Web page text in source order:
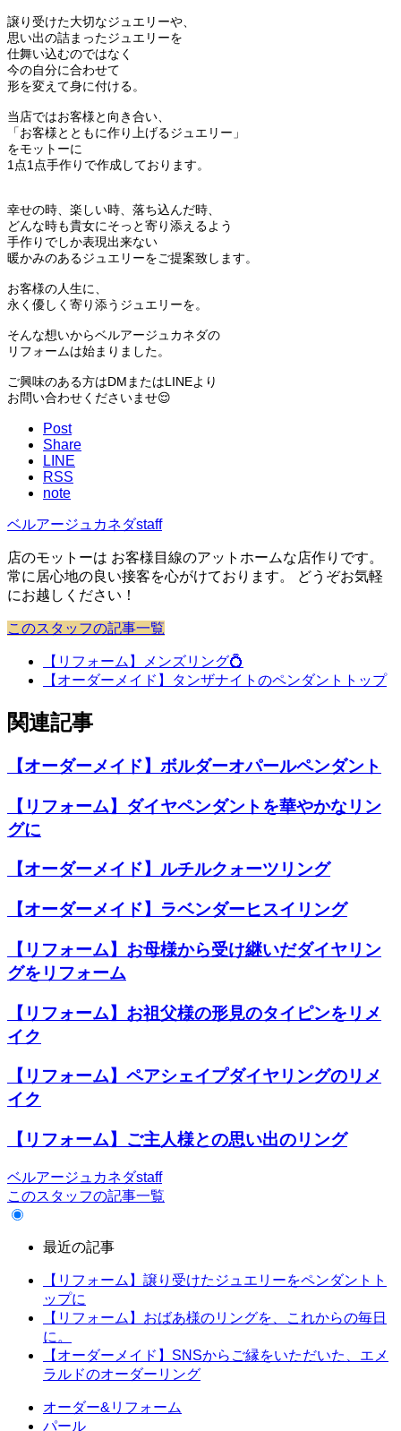
譲り受けた大切なジュエリーや、
思い出の詰まったジュエリーを
仕舞い込むのではなく
今の自分に合わせて
形を変えて身に付ける。
当店ではお客様と向き合い、
「お客様とともに作り上げるジュエリー」
をモットーに
1点1点手作りで作成しております。
幸せの時、楽しい時、落ち込んだ時、
どんな時も貴女にそっと寄り添えるよう
手作りでしか表現出来ない
暖かみのあるジュエリーをご提案致します。
お客様の人生に、
永く優しく寄り添うジュエリーを。
そんな想いからベルアージュカネダの
リフォームは始まりました。
ご興味のある方はDMまたはLINEより
お問い合わせくださいませ😌
Post
Share
LINE
RSS
note
ベルアージュカネダstaff
店のモットーは お客様目線のアットホームな店作りです。
常に居心地の良い接客を心がけております。 どうぞお気軽
にお越しください！
このスタッフの記事一覧
【リフォーム】メンズリング💍
【オーダーメイド】タンザナイトのペンダントトップ
関連記事
【オーダーメイド】ボルダーオパールペンダント
【リフォーム】ダイヤペンダントを華やかなリン
グに
【オーダーメイド】ルチルクォーツリング
【オーダーメイド】ラベンダーヒスイリング
【リフォーム】お母様から受け継いだダイヤリン
グをリフォーム
【リフォーム】お祖父様の形見のタイピンをリメ
イク
【リフォーム】ペアシェイプダイヤリングのリメ
イク
【リフォーム】ご主人様との思い出のリング
ベルアージュカネダstaff
このスタッフの記事一覧
最近の記事
【リフォーム】譲り受けたジュエリーをペンダントト
ップに
【リフォーム】おばあ様のリングを、これからの毎日
に。
【オーダーメイド】SNSからご縁をいただいた、エメ
ラルドのオーダーリング
オーダー&リフォーム
パール